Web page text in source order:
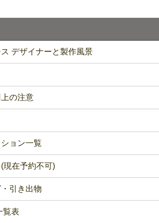
デザイナーと製作風景
の注意
ョン一覧
現在予約不可)
引き出物
覧表